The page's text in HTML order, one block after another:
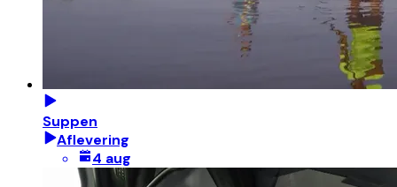
Suppen
Aflevering
4 aug